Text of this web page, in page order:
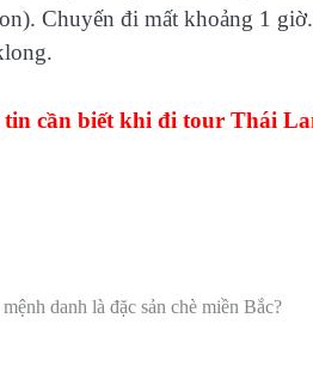
Chuyến đi mất khoảng 1
cần biết khi đi tour Thái
danh là đặc sản chè miền Bắc?